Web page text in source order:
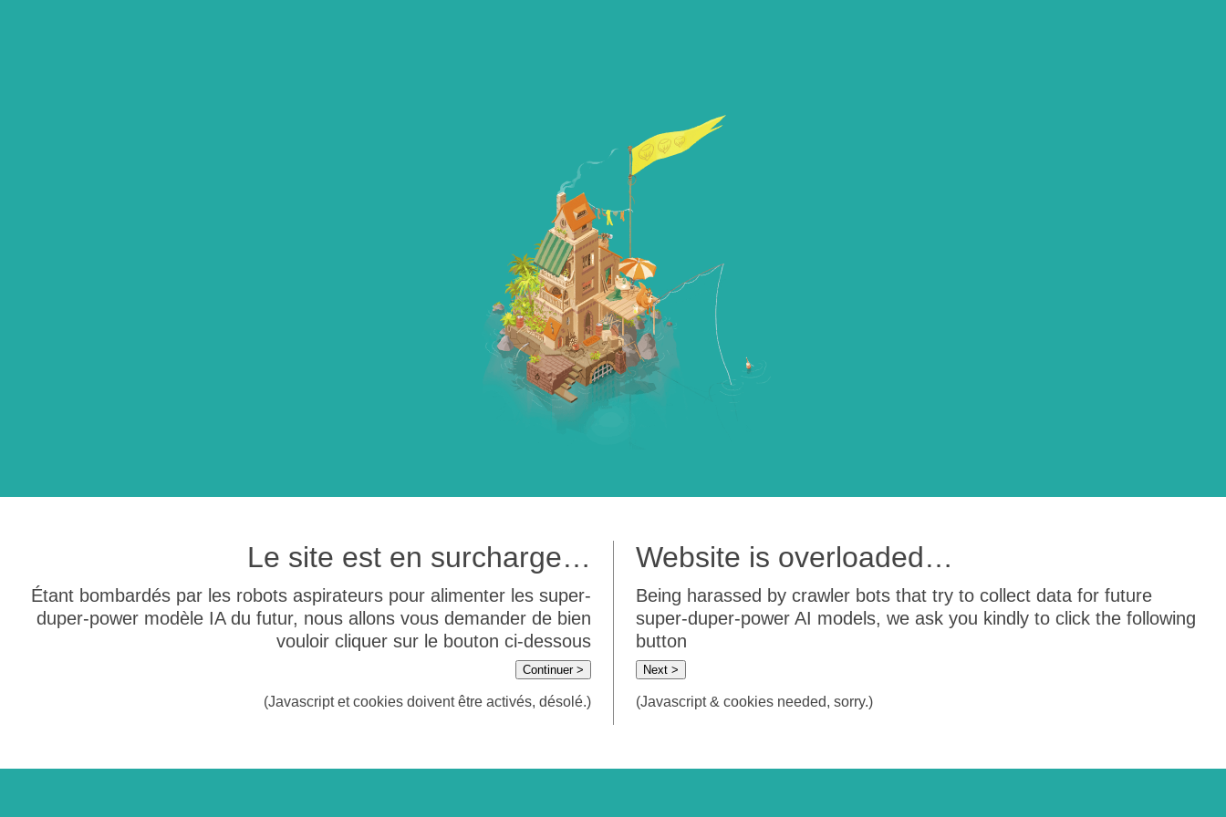
Le site est en surcharge…
Étant bombardés par les robots aspirateurs pour alimenter les super-
duper-power modèle IA du futur, nous allons vous demander de bien
vouloir cliquer sur le bouton ci-dessous
Continuer >
(Javascript et cookies doivent être activés, désolé.)
Website is overloaded…
Being harassed by crawler bots that try to collect data for future
super-duper-power AI models, we ask you kindly to click the following
button
Next >
(Javascript & cookies needed, sorry.)